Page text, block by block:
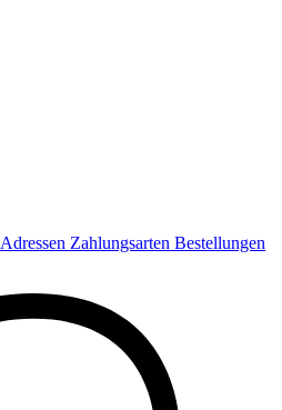
Adressen Zahlungsarten Bestellungen